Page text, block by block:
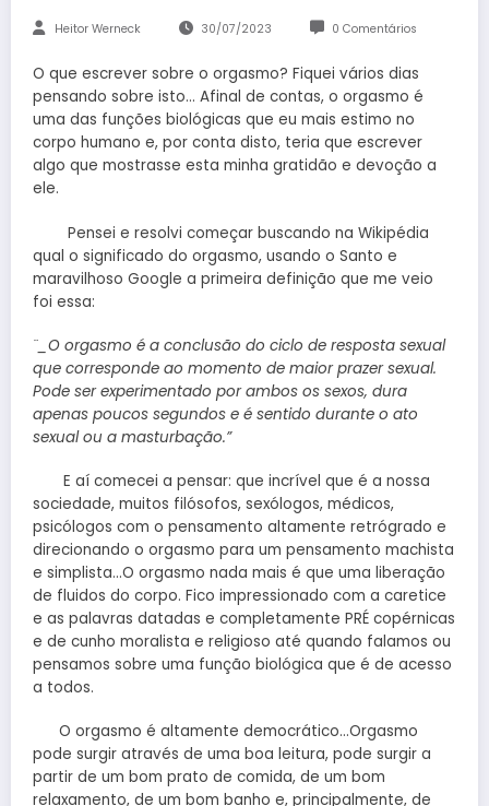
Heitor Werneck 30/07/2023 0 Comentários
O que escrever sobre o orgasmo? Fiquei vários dias
pensando sobre isto… Afinal de contas, o orgasmo é
uma das funções biológicas que eu mais estimo no
corpo humano e, por conta disto, teria que escrever
algo que mostrasse esta minha gratidão e devoção a
ele.
Pensei e resolvi começar buscando na Wikipédia
qual o significado do orgasmo, usando o Santo e
maravilhoso Google a primeira definição que me veio
foi essa:
¨_O orgasmo é a conclusão do ciclo de resposta sexual
que corresponde ao momento de maior prazer sexual.
Pode ser experimentado por ambos os sexos, dura
apenas poucos segundos e é sentido durante o ato
sexual ou a masturbação.”
E aí comecei a pensar: que incrível que é a nossa
sociedade, muitos filósofos, sexólogos, médicos,
psicólogos com o pensamento altamente retrógrado e
direcionando o orgasmo para um pensamento machista
e simplista…O orgasmo nada mais é que uma liberação
de fluidos do corpo. Fico impressionado com a caretice
e as palavras datadas e completamente PRÉ copérnicas
e de cunho moralista e religioso até quando falamos ou
pensamos sobre uma função biológica que é de acesso
a todos.
O orgasmo é altamente democrático…Orgasmo
pode surgir através de uma boa leitura, pode surgir a
partir de um bom prato de comida, de um bom
relaxamento, de um bom banho e, principalmente, de